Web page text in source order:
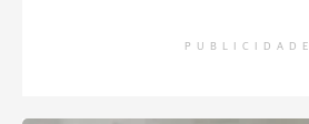
PUBLICIDADE